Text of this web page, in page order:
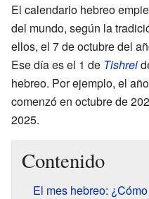
El calendario hebreo
del mundo, según la
ellos, el 7 de octubre del
Ese día es el 1 de Tishrei
hebreo. Por ejemplo, el
comenzó en octubre de
2025.
Contenido
El mes hebreo: